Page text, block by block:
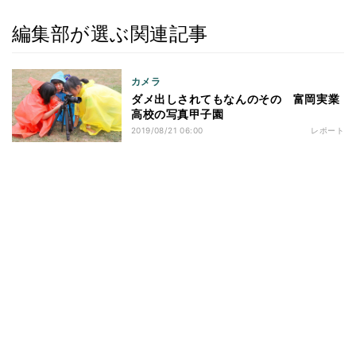
編集部が選ぶ関連記事
カメラ
ダメ出しされてもなんのその 富岡実業
高校の写真甲子園
2019/08/21 06:00 レポート